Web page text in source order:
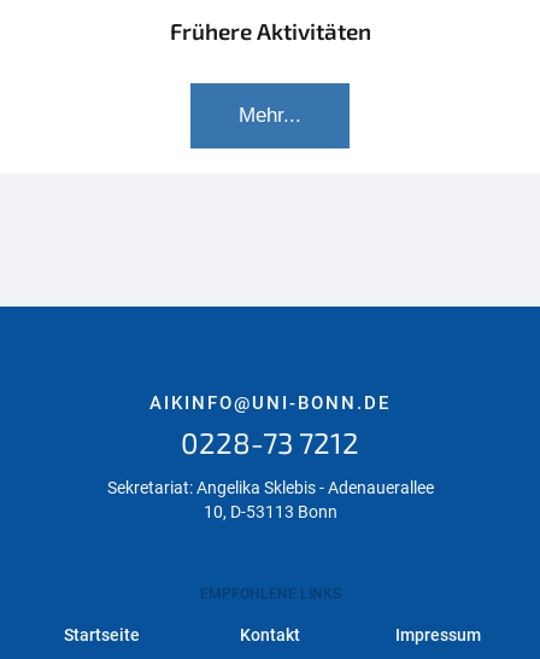
Frühere Aktivitäten
Mehr...
AIKINFO@UNI-BONN.DE
0228-73 7212
Sekretariat: Angelika Sklebis - Adenauerallee
10, D-53113 Bonn
EMPFOHLENE LINKS
Startseite Kontakt Impressum